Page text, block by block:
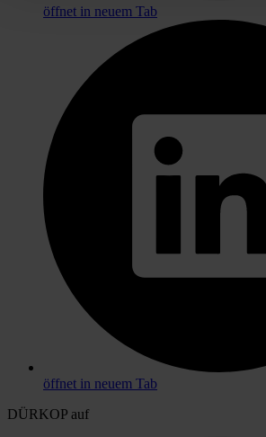
öffnet in neuem Tab
öffnet in neuem Tab
DÜRKOP auf